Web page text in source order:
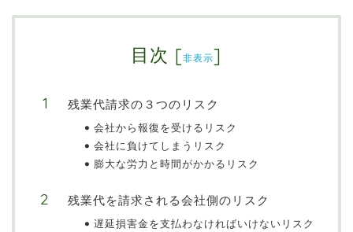
目次 [非表示]
残業代請求の３つのリスク
会社から報復を受けるリスク
会社に負けてしまうリスク
膨大な労力と時間がかかるリスク
残業代を請求される会社側のリスク
遅延損害金を支払わなければいけないリスク